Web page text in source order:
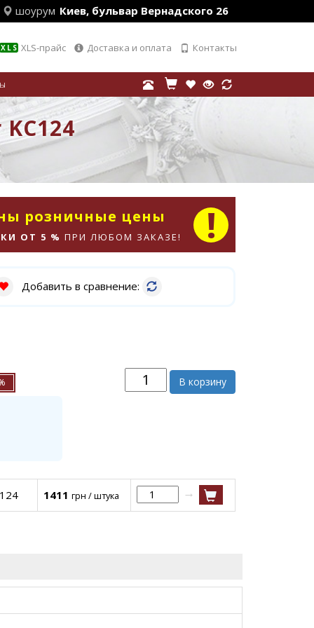
шоурум Киев, бульвар Вернадского 26
XLS XLS-прайс Доставка и оплата Контакты
розничные цены
ОТ 5 % ПРИ ЛЮБОМ ЗАКАЗЕ!
Добавить в сравнение:
В корзину
1411 грн / штука →